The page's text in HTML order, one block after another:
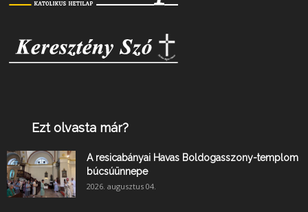
Ezt olvasta már?
A resicabányai Havas Boldogasszony-templom
búcsúünnepe
2026. augusztus 04.